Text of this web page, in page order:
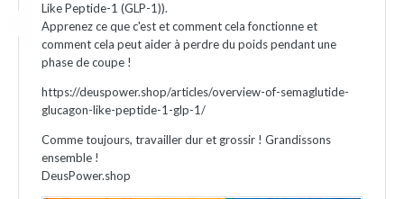
Like Peptide-1 (GLP-1)).
Apprenez ce que c'est et comment cela fonctionne et
comment cela peut aider à perdre du poids pendant une
phase de coupe !
https://deuspower.shop/articles/overview-of-semaglutide-
glucagon-like-peptide-1-glp-1/
Comme toujours, travailler dur et grossir ! Grandissons
ensemble !
DeusPower.shop